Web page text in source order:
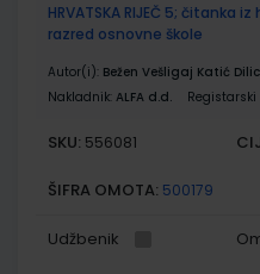
proizvodi
HRVATSKA RIJEČ 5; čitanka
razred osnovne škole
Autor(i): Bežen Vešligaj Katić
Nakladnik: ALFA d.d.
SKU: 556081
ŠIFRA OMOTA: 500179
Udžbenik